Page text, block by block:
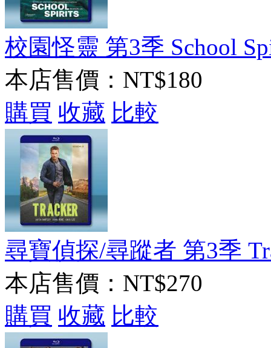
校園怪靈 第3季 School
本店售價： NT$180
購買 收藏 比較
尋寶偵探/尋蹤者 第3季
本店售價： NT$270
購買 收藏 比較